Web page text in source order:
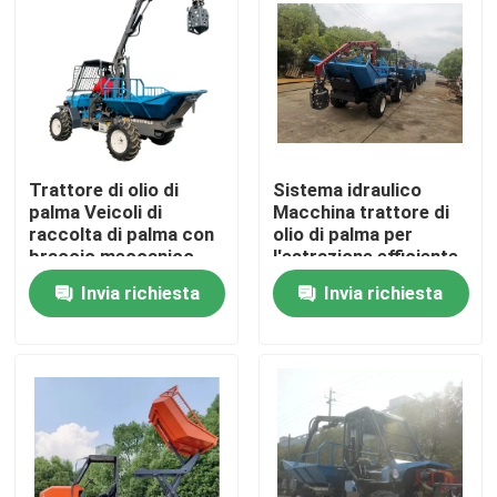
Visita alla fabbrica
Controllo Qualità
Contattaci
Notizie
Macchinari per le aziende agricole
Macchine per la logistica
Trattore di olio di
palma Veicoli di
raccolta di palma con
braccio meccanico
robotico
Invia richiesta
Sistema idraulico
Macchina trattore di
olio di palma per
l'estrazione efficiente
di olio di palma
Indonesia dedicata
Invia richiesta